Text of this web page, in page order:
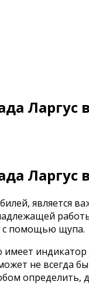
является
с помощью щупа.
не всегда
определить,